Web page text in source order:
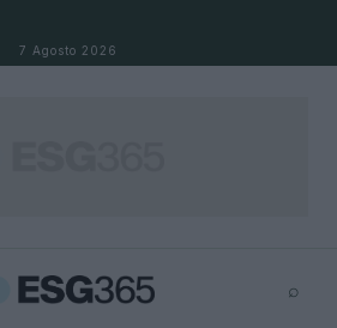
7 Agosto 2026
⌕